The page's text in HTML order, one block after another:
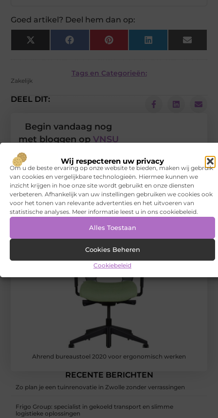
Wij respecteren uw privacy
Om u de beste ervaring op onze website te bieden, maken wij gebruik
van cookies en vergelijkbare technologieën. Hiermee kunnen we
inzicht krijgen in hoe onze site wordt gebruikt en onze diensten
verbeteren. Afhankelijk van uw instellingen gebruiken we cookies ook
voor het tonen van relevante advertenties en het uitvoeren van
statistische analyses. Meer informatie leest u in ons cookiebeleid.
Alles Toestaan
Cookies Beheren
Cookiebeleid
Goed artikel? Deel hem dan op:
X
(Twitter)
Facebook Pinterest LinkedIn Email
Tags en Categorieën:
Zakelijk
DEEL DIT:
Ahrend bureaustoel 2020 voor ergonomisch werken
RECENTE BERICHTEN
Zo plan je een tuinrenovatie in Zwolle zonder verrassingen
Frigo Group: specialist in gekoeld transport en slimme
logistieke oplossingen
Begin vandaag nog
met bloggen op VNSU
Stuur ons een bericht
Registreer hier